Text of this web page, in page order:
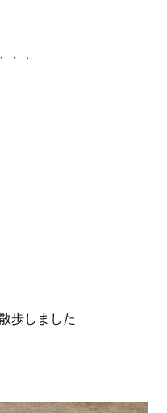
、、
歩しました